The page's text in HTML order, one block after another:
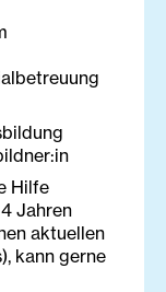
Hilfe
Jahren
aktuellen
kann gerne